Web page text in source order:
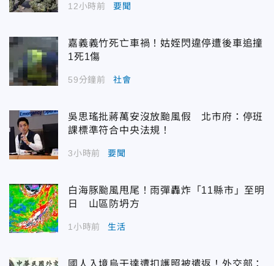
12小時前 要聞
嘉義義竹死亡車禍！姑姪閃違停遭後車追撞
1死1傷
59分鐘前 社會
吳思瑤批蔣萬安沒放颱風假 北市府：停班
課標準符合中央法規！
3小時前 要聞
白海豚颱風甩尾！雨彈轟炸「11縣市」至明
日 山區防坍方
1小時前 生活
國人入境烏干達遭扣護照被遣返！外交部：